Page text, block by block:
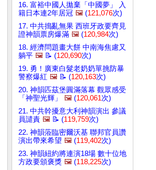
16. 富裕中國人拋棄「中國夢」 入
籍日本連2年居冠 🖼️ (121,076次)
17. 中共搗亂無果 西班牙政要齊見
證神韻票房爆滿 🖼️ (120,984次)
18. 經濟問題畫大餅 中南海焦慮又
躺平 🖼️ 📝 (120,690次)
19. 勇！廣東白髮老奶奶單挑防暴
警察爆紅 🖼️ 📝 (120,163次)
20. 神韻匹茲堡圓滿落幕 觀眾感受
「神聖光輝」
🖼️ (120,061次)
21. 中共幹擾意大利神韻演出 參議
員譴責 🖼️ 📝 (119,759次)
22. 神韻蒞臨密爾沃基 聯邦官員讚
演出帶來希望 🖼️ (119,402次)
23. 神韻紐約將連演18場 數十位地
方政要頒褒獎 🖼️ (118,225次)